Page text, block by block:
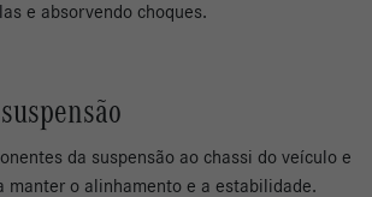
e absorvendo choques.
da suspensão ao chassi do veículo e
manter o alinhamento e a estabilidade.